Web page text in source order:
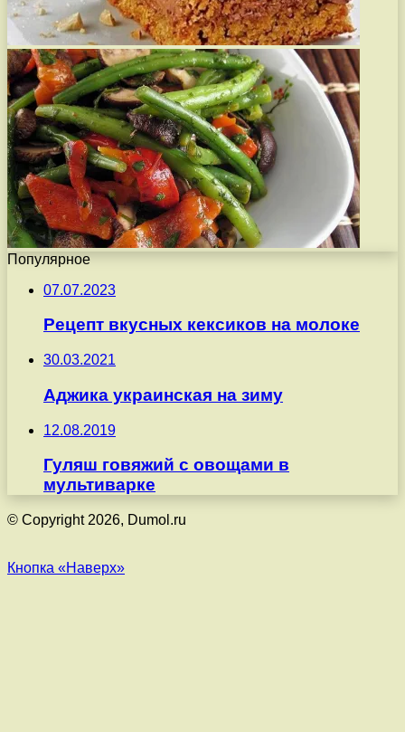
Популярное
07.07.2023
Рецепт вкусных кексиков на молоке
30.03.2021
Аджика украинская на зиму
12.08.2019
Гуляш говяжий с овощами в
мультиварке
© Copyright 2026, Dumol.ru
Кнопка «Наверх»